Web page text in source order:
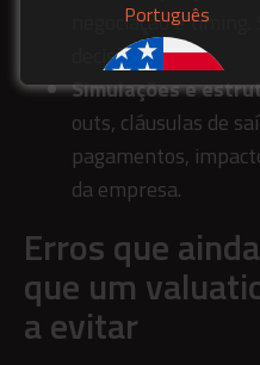
negociação e
decisões ruins.
Simulações e
outs, cláusulas de
pagamentos,
da empresa.
Erros que
que um
a evitar
Português